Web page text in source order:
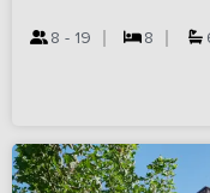
8 - 19 8